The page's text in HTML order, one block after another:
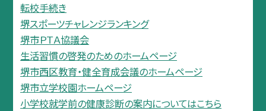
転校手続き
堺スポーツチャレンジランキング
堺市ＰＴＡ協議会
生活習慣の啓発のためのホームページ
堺市西区教育・健全育成会議のホームページ
堺市立学校園ホームページ
小学校就学前の健康診断の案内についてはこちら